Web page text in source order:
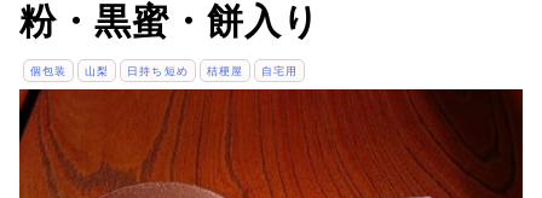
粉・黒蜜・餅入り
個包装 山梨 日持ち短め 桔梗屋 自宅用